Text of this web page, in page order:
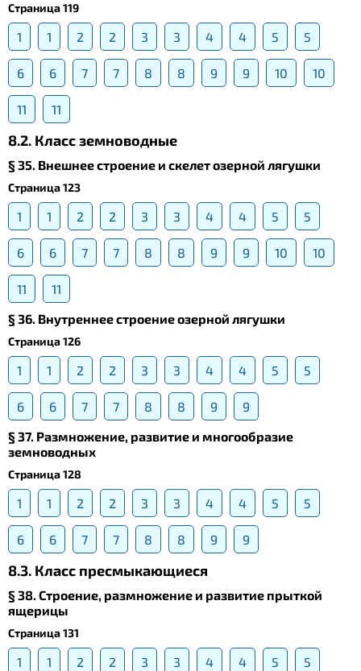
Страница 119
1 1 2 2 3 3 4 4 5 5
6 6 7 7 8 8 9 9 10 10
11 11
8.2. Класс земноводные
§ 35. Внешнее строение и скелет озерной лягушки
Страница 123
1 1 2 2 3 3 4 4 5 5
6 6 7 7 8 8 9 9 10 10
11
11
§ 36. Внутреннее строение озерной лягушки
Страница 126
1 1 2 2 3 3 4 4 5 5
6 6 7 7 8 8 9
9
§ 37. Размножение, развитие и многообразие
земноводных
Страница 128
1 1 2 2 3 3 4 4 5 5
6 6 7 7 8 8 9 9
8.3. Класс пресмыкающиеся
§ 38. Строение, размножение и развитие прыткой
ящерицы
Страница 131
1 1 2 2 3 3 4 4 5 5